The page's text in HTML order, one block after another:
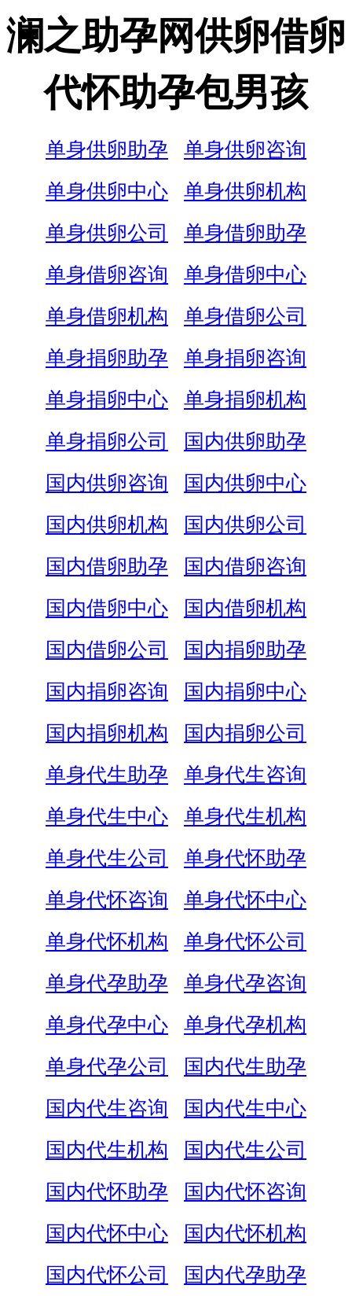
澜之助孕网供卵借卵
代怀助孕包男孩
单身供卵助孕
单身供卵咨询
单身供卵中心
单身供卵机构
单身供卵公司
单身借卵助孕
单身借卵咨询
单身借卵中心
单身借卵机构
单身借卵公司
单身捐卵助孕
单身捐卵咨询
单身捐卵中心
单身捐卵机构
单身捐卵公司
国内供卵助孕
国内供卵咨询
国内供卵中心
国内供卵机构
国内供卵公司
国内借卵助孕
国内借卵咨询
国内借卵中心
国内借卵机构
国内借卵公司
国内捐卵助孕
国内捐卵咨询
国内捐卵中心
国内捐卵机构
国内捐卵公司
单身代生助孕
单身代生咨询
单身代生中心
单身代生机构
单身代生公司
单身代怀助孕
单身代怀咨询
单身代怀中心
单身代怀机构
单身代怀公司
单身代孕助孕
单身代孕咨询
单身代孕中心
单身代孕机构
单身代孕公司
国内代生助孕
国内代生咨询
国内代生中心
国内代生机构
国内代生公司
国内代怀助孕
国内代怀咨询
国内代怀中心
国内代怀机构
国内代怀公司
国内代孕助孕